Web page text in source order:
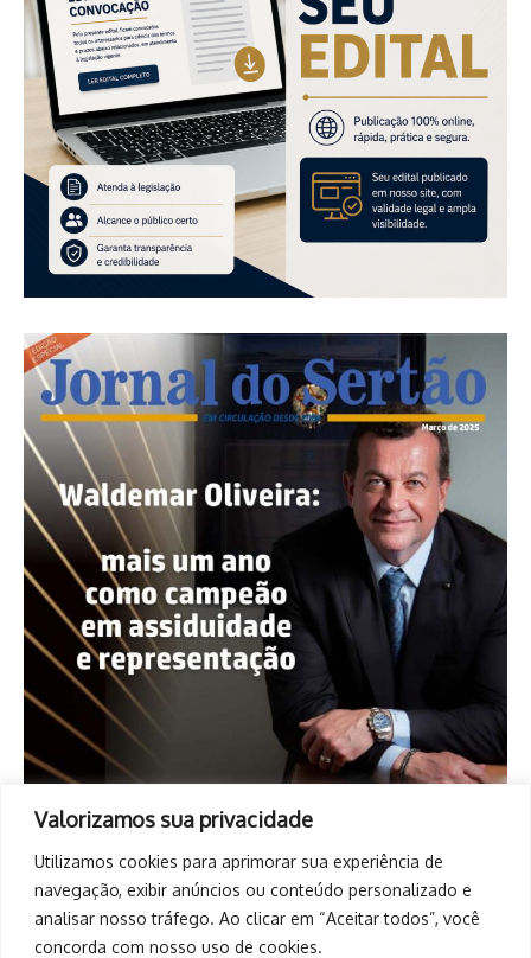
Valorizamos sua privacidade
Utilizamos cookies para aprimorar sua experiência de
navegação, exibir anúncios ou conteúdo personalizado e
analisar nosso tráfego. Ao clicar em “Aceitar todos”, você
concorda com nosso uso de cookies.